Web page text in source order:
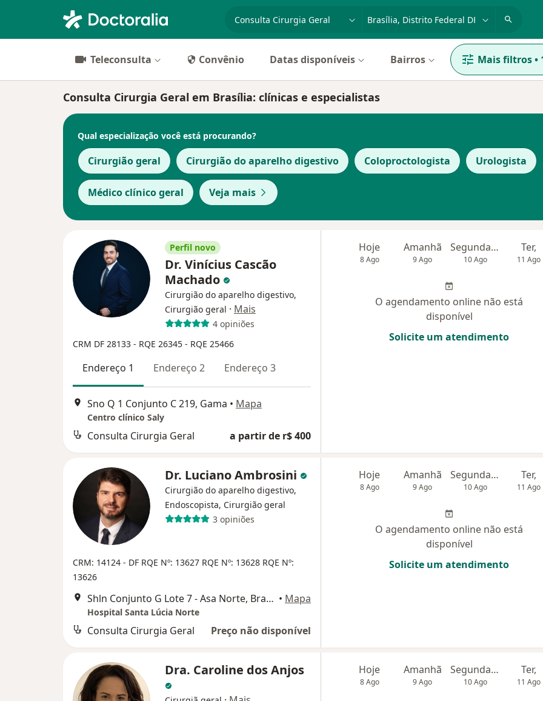
cidade ou região
Teleconsulta Convênio Datas disponíveis Bairros Mais filtros•
Consulta Cirurgia Geral em Brasília: clínicas e especialistas
Qual especialização você está procurando?
Cirurgião geral Cirurgião do aparelho digestivo Coloproctologista Urologista
Médico clínico geral Veja mais
Perfil novo
Dr. Vinícius Cascão
Machado
Cirurgião do aparelho digestivo,
Cirurgião geral · Mais
4 opiniões
CRM DF 28133 - RQE 26345 - RQE 25466
Endereço 1 Endereço 2 Endereço 3
Sno Q 1 Conjunto C 219, Gama • Mapa
Centro clínico Saly
Consulta Cirurgia Geral a partir de r$ 400
Hoje
8 Ago
Amanhã
9 Ago
Segunda-feira
10 Ago
Ter,
11 Ago
O agendamento online não está
disponível
Solicite um atendimento
Dr. Luciano Ambrosini
Cirurgião do aparelho digestivo,
Endoscopista, Cirurgião geral
3 opiniões
CRM: 14124 - DF RQE Nº: 13627 RQE Nº: 13628 RQE Nº:
13626
Shln Conjunto G Lote 7 - Asa Norte, Brasília • Mapa
Hospital Santa Lúcia Norte
Consulta Cirurgia Geral Preço não disponível
Hoje
8 Ago
Amanhã
9 Ago
Segunda-feira
10 Ago
Ter,
11 Ago
O agendamento online não está
disponível
Solicite um atendimento
Dra. Caroline dos Anjos Hoje
8 Ago
Amanhã
9 Ago
Segunda-feira
10 Ago
Ter,
11 Ago